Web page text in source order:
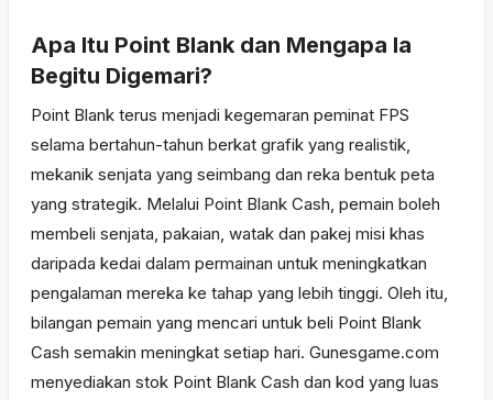
Apa Itu Point Blank dan Mengapa Ia
Begitu Digemari?
Point Blank terus menjadi kegemaran peminat FPS
selama bertahun-tahun berkat grafik yang realistik,
mekanik senjata yang seimbang dan reka bentuk peta
yang strategik. Melalui Point Blank Cash, pemain boleh
membeli senjata, pakaian, watak dan pakej misi khas
daripada kedai dalam permainan untuk meningkatkan
pengalaman mereka ke tahap yang lebih tinggi. Oleh itu,
bilangan pemain yang mencari untuk beli Point Blank
Cash semakin meningkat setiap hari. Gunesgame.com
menyediakan stok Point Blank Cash dan kod yang luas